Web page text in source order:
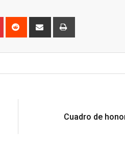
Pinterest Reddit
Share
Cuadro de